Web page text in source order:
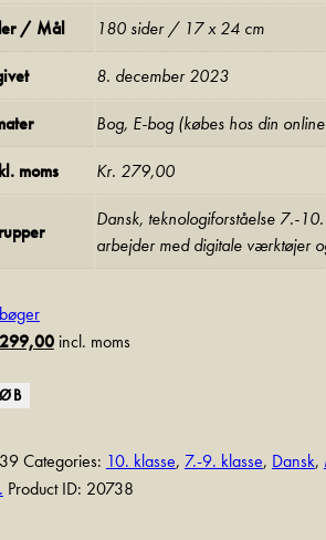
/ Mål 180 sider / 17 x 24 cm
8. december 2023
Bog, E-bog (købes hos din
moms Kr. 279,00
Dansk, teknologiforståelse 7.-
arbejder med digitale værktøjer
incl. moms
Categories: 10. klasse, 7.-9. klasse, Dansk,
Product ID: 20738